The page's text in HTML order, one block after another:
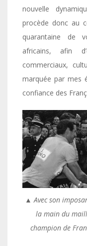
nouvelle
procède donc au
quarantaine de
africains, afin
commerciaux,
marquée par mes
confiance des
▲ Avec son
la main du
champion de